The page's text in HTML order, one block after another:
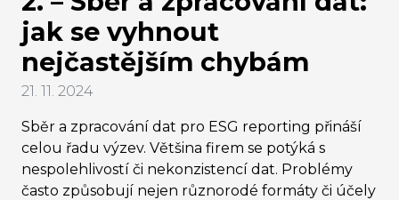
jak se vyhnout
nejčastějším chybám
21. 11. 2024
Sběr a zpracování dat pro ESG reporting přináší
celou řadu výzev. Většina firem se potýká s
nespolehlivostí či nekonzistencí dat. Problémy
často způsobují nejen různorodé formáty či účely